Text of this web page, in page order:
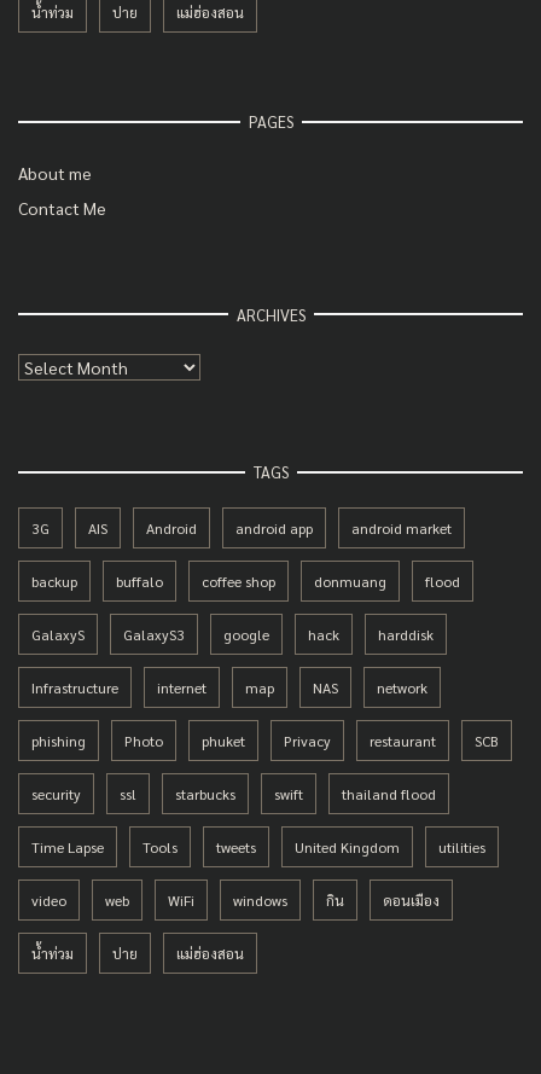
น้ำท่วม ปาย แม่ฮ่องสอน
PAGES
About me
Contact Me
ARCHIVES
Archives
TAGS
3G AIS Android android app android market
backup buffalo coffee shop donmuang flood
GalaxyS GalaxyS3 google hack harddisk
Infrastructure internet map NAS network
phishing Photo phuket Privacy restaurant SCB
security ssl starbucks swift thailand flood
Time Lapse Tools tweets United Kingdom utilities
video web WiFi windows กิน ดอนเมือง
น้ำท่วม ปาย แม่ฮ่องสอน